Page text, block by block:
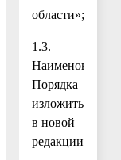
области»;
1.3.
Наименование
Порядка
изложить
в новой
редакции: